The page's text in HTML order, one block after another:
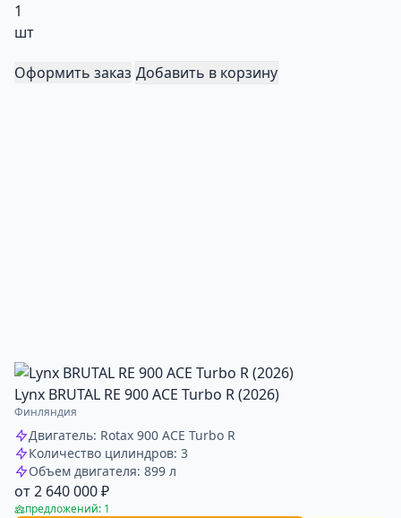
1
шт
Оформить заказ Добавить в корзину
Lynx BRUTAL RE 900 ACE Turbo R (2026)
Финляндия
Двигатель: Rotax 900 ACE Turbo R
Количество цилиндров: 3
Объем двигателя: 899 л
от 2 640 000 ₽
предложений: 1